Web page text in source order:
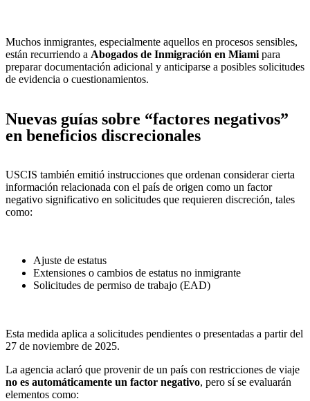
Muchos inmigrantes, especialmente aquellos en procesos sensibles,
están recurriendo a Abogados de Inmigración en Miami para
preparar documentación adicional y anticiparse a posibles solicitudes
de evidencia o cuestionamientos.
Nuevas guías sobre “factores negativos”
en beneficios discrecionales
USCIS también emitió instrucciones que ordenan considerar cierta
información relacionada con el país de origen como un factor
negativo significativo en solicitudes que requieren discreción, tales
como:
Ajuste de estatus
Extensiones o cambios de estatus no inmigrante
Solicitudes de permiso de trabajo (EAD)
Esta medida aplica a solicitudes pendientes o presentadas a partir del
27 de noviembre de 2025.
La agencia aclaró que provenir de un país con restricciones de viaje
no es automáticamente un factor negativo, pero sí se evaluarán
elementos como: